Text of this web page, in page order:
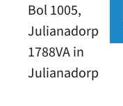
Bol 1005,
Julianadorp
1788VA in
Julianadorp